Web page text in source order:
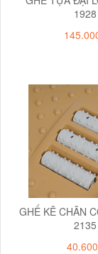
1928
GHẾ KÊ CHÂN
2135